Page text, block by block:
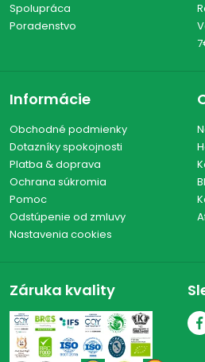
Spolupráca
Poradenstvo
Informácie
Obchodné podmienky
Dotazníky spokojnosti
Platba & doprava
Ochrana súkromia
Pomoc
Odstúpenie od zmluvy
Nastavenia cookies
Záruka kvality